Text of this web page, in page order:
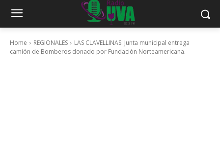
Home REGIONALES
LAS CLAVELLINAS: Junta municipal entrega
camión de Bomberos donado por Fundación Norteamericana.